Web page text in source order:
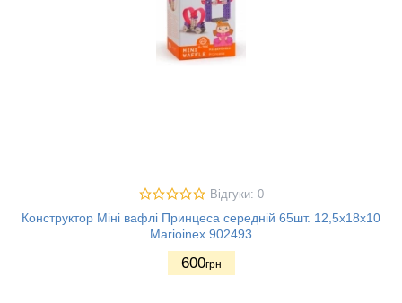
Відгуки: 0
Конструктор Міні вафлі Принцеса середній 65шт. 12,5х18х10
Marioinex 902493
600грн